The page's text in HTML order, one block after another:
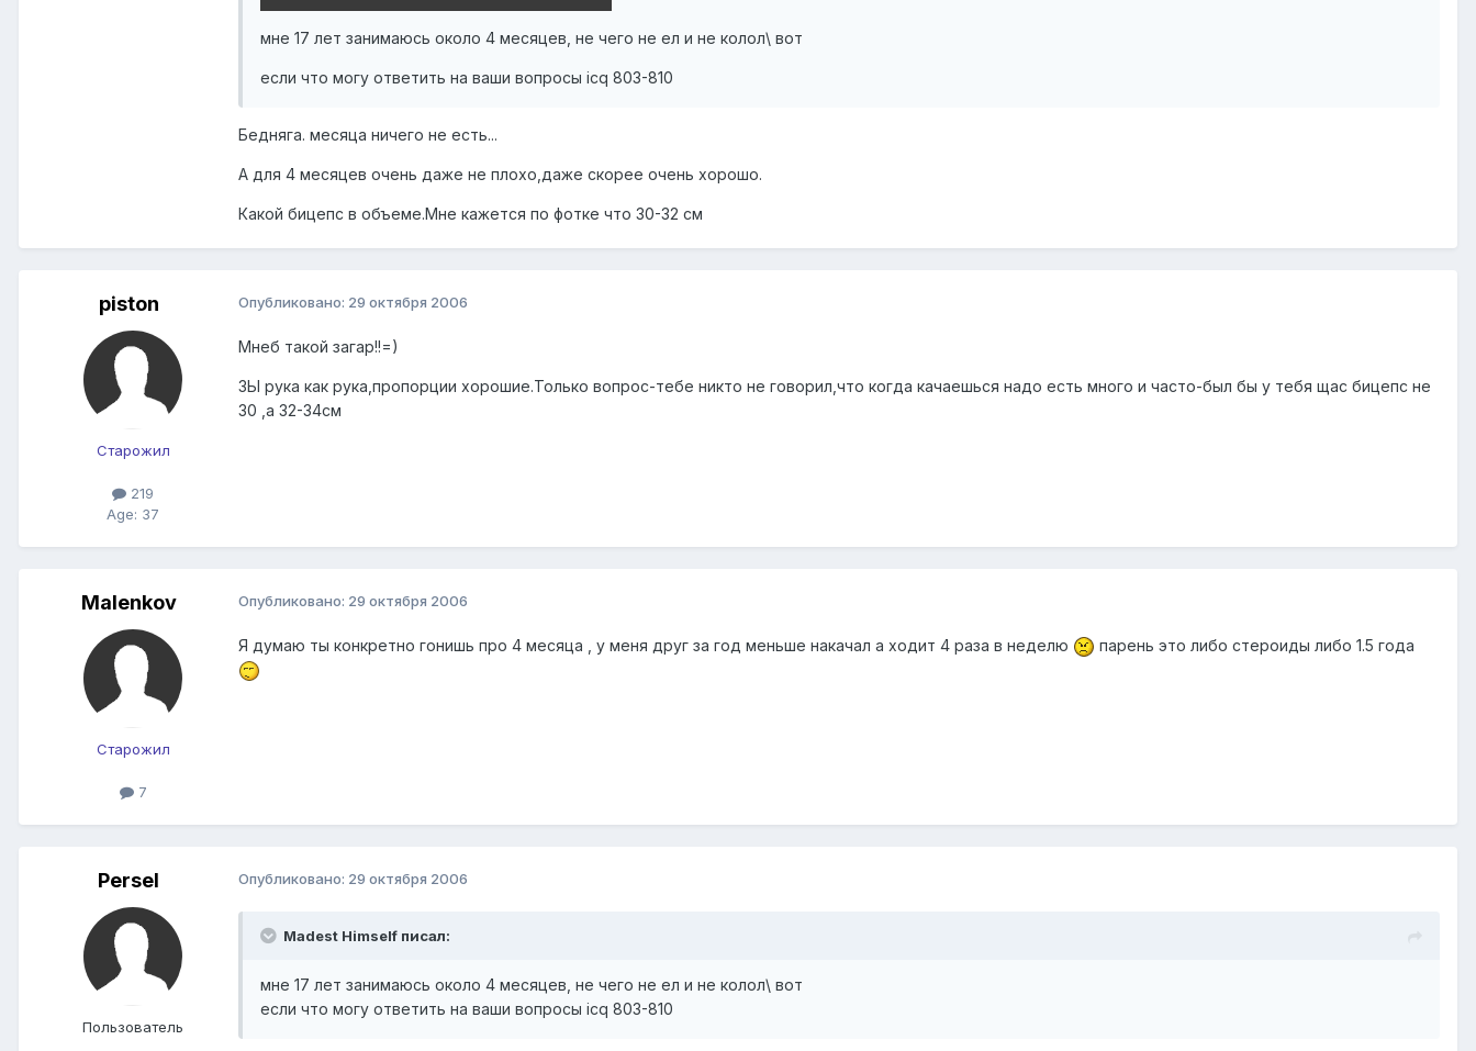
мне 17 лет занимаюсь около 4 месяцев, не чего не ел и не колол\ вот
если что могу ответить на ваши вопросы icq 803-810
Бедняга. месяца ничего не есть...
А для 4 месяцев очень даже не плохо,даже скорее очень хорошо.
Какой бицепс в объеме.Мне кажется по фотке что 30-32 см
piston
Старожил
219
Age: 37
Опубликовано: 29 октября 2006
Мнеб такой загар!!=)
ЗЫ рука как рука,пропорции хорошие.Только вопрос-тебе никто не говорил,что когда качаешься надо есть много и часто-был бы у тебя щас бицепс не
30 ,а 32-34см
Malenkov
Старожил
7
Опубликовано: 29 октября 2006
Я думаю ты конкретно гонишь про 4 месяца , у меня друг за год меньше накачал а ходит 4 раза в неделю парень это либо стероиды либо 1.5 года
Persel
Пользователь
Опубликовано: 29 октября 2006
Madest Himself писал:
мне 17 лет занимаюсь около 4 месяцев, не чего не ел и не колол\ вот
если что могу ответить на ваши вопросы icq 803-810